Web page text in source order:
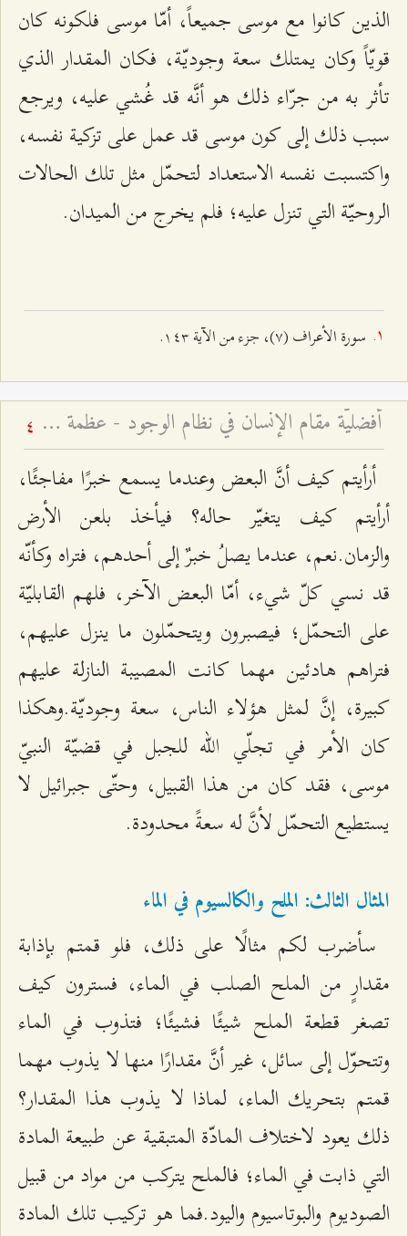
الذين كانوا مع موسى جميعاً، أمّا موسى فلكونه كان
قويّاً وكان يمتلك سعة وجوديّة، فكان المقدار الذي
تأثر به من جرّاء ذلك هو أنَّه قد غُشي عليه، ويرجع
سبب ذلك إلى كون موسى قد عمل على تزكية نفسه،
واكتسبت نفسه الاستعداد لتحمّل مثل تلك الحالات
الروحيّة التي تنزل عليه؛ فلم يخرج من الميدان.
سورة الأعراف (۷)، جزء من الآية ۱٤٣.
أفضليّة مقام الإنسان في نظام الوجود - عظمة مقام الإنسان الكامل 4
أرأيتم كيف أنَّ البعض وعندما يسمع خبرًا مفاجئًا،
أرأيتم كيف يتغيّر حاله؟ فيأخذ بلعن الأرض
والزمان.نعم، عندما يصلُ خبرٌ إلى أحدهم، فتراه وكأنّه
قد نسي كلّ شيء، أمّا البعض الآخر، فلهم القابليّة
على التحمّل؛ فيصبرون ويتحمّلون ما ينزل عليهم،
فتراهم هادئين مهما كانت المصيبة النازلة عليهم
كبيرة، إنَّ لمثل هؤلاء الناس، سعة وجوديّة.وهكذا
كان الأمر في تجلّي الله للجبل في قضيّة النبيّ
موسى، فقد كان من هذا القبيل، وحتّى جبرائيل لا
يستطيع التحمّل لأنَّ له سعةً محدودة.
المثال الثالث: الملح والكالسيوم في الماء
سأضرب لكم مثالًا على ذلك، فلو قمتم بإذابة
مقدارٍ من الملح الصلب في الماء، فسترون كيف
تصغر قطعة الملح شيئًا فشيئًا؛ فتذوب في الماء
وتتحوّل إلى سائل، غير أنَّ مقدارًا منها لا يذوب مهما
قمتم بتحريك الماء، لماذا لا يذوب هذا المقدار؟
ذلك يعود لاختلاف المادّة المتبقية عن طبيعة المادة
التي ذابت في الماء؛ فالملح يتركب من مواد من قبيل
الصوديوم والبوتاسيوم واليود.فما هو تركيب تلك المادة